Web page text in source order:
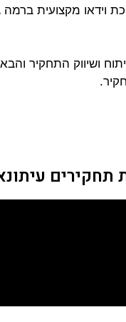
מקצועית ברמה
ושיווק התחקיר
תחקירים